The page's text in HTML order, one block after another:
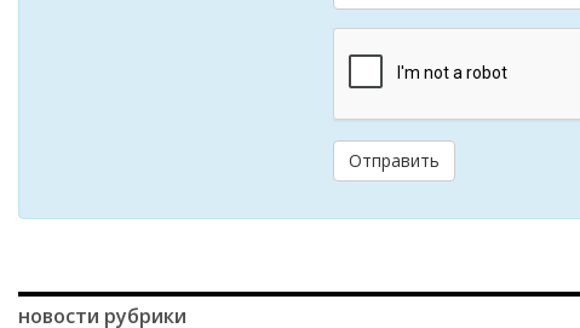
Отправить
новости рубрики